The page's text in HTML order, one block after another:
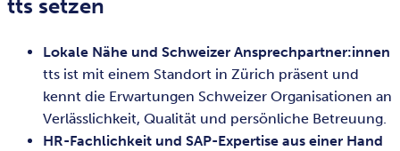
tts setzen
Lokale Nähe und Schweizer Ansprechpartner:innen
tts ist mit einem Standort in Zürich präsent und
kennt die Erwartungen Schweizer Organisationen an
Verlässlichkeit, Qualität und persönliche Betreuung.
HR-Fachlichkeit und SAP-Expertise aus einer Hand